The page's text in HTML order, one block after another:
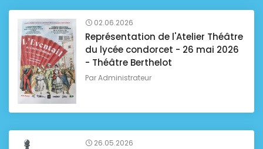
02.06.2026
Représentation de l'Atelier Théâtre
du lycée condorcet - 26 mai 2026
- Théâtre Berthelot
ParAdministrateur
26.05.2026